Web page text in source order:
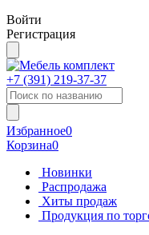
Войти
Регистрация
+7 (391) 219-37-37
Избранное0
Корзина0
Новинки
Распродажа
Хиты продаж
Продукция по